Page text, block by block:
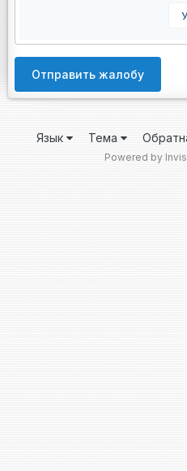
Отправить жалобу
Язык Тема
Powered by